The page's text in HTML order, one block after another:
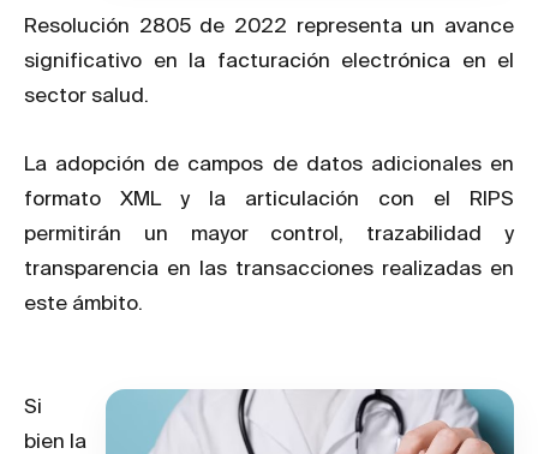
Resolución 2805 de 2022 representa un avance
significativo en la facturación electrónica en el
sector salud.
La adopción de campos de datos adicionales en
formato XML y la articulación con el RIPS
permitirán un mayor control, trazabilidad y
transparencia en las transacciones realizadas en
este ámbito.
Si
bien la